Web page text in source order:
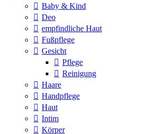
Baby & Kind
Deo
empfindliche Haut
Fußpflege
Gesicht
Pflege
Reinigung
Haare
Handpflege
Haut
Intim
Körper